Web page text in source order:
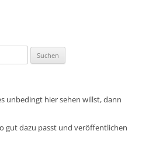
unbedingt hier sehen willst, dann
gut dazu passt und veröffentlichen